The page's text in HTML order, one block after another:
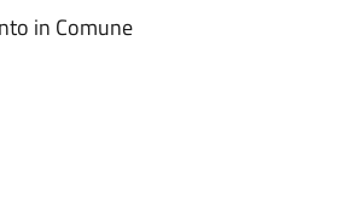
in Comune